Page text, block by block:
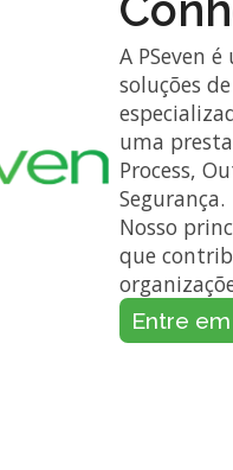
A PSeven
soluções
uma
Process,
Segurança.
Nosso
que
Entre